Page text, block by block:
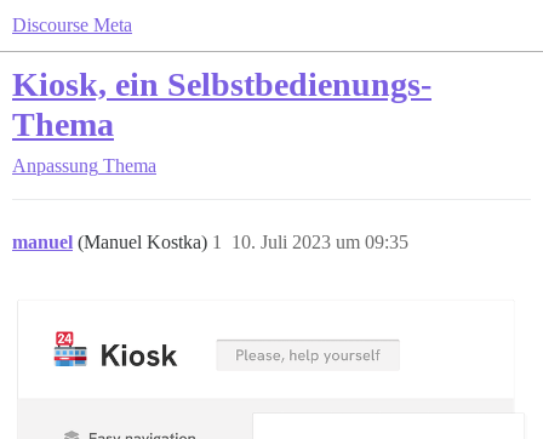
Discourse Meta
Kiosk, ein Selbstbedienungs-
Thema
Anpassung Thema
manuel (Manuel Kostka) 10. Juli 2023 um 09:35
1